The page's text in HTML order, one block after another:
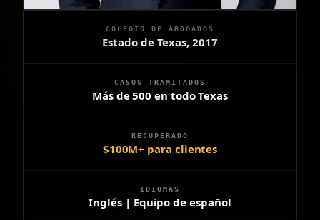
COLEGIO DE ABOGADOS
Estado de Texas, 2017
CASOS TRAMITADOS
Más de 500 en todo Texas
RECUPERADO
$100M+ para clientes
IDIOMAS
Inglés | Equipo de español